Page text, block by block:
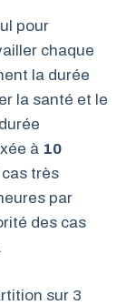
pour
chaque
la durée
la santé et le
à 10
très
par
des cas
.
sur 3